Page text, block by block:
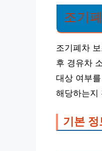
조기
조기폐차
후 경유차
대상 여부
해당하는지
기본 정